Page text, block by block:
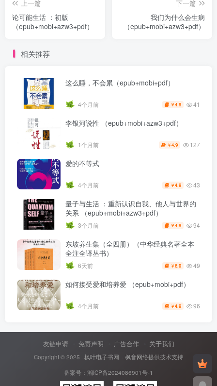
上一篇
论可能生活 ：初版
（epub+mobi+azw3+pdf）
下一篇
我们为什么会生病
（epub+mobi+azw3+pdf）
相关推荐
这么睡，不会累（epub+mobi+pdf）
4个月前 ￥4.9 41
李银河说性 （epub+mobi+azw3+pdf）
1个月前 ￥4.9 127
爱的不等式
4个月前 ￥4.9 43
量子与生活 ：重新认识自我、他人与世界的
关系 （epub+mobi+azw3+pdf）
3个月前 ￥4.9 94
东坡养生集（全四册）（中华经典名著全本
全注全译丛书）
6天前 ￥6.9 49
如何接受爱和培养爱 （epub+mobi+pdf）
4个月前 ￥4.9 96
友链申请 免责声明 广告合作 关于我们
Copyright © 2025 · 枫叶电子书网 · 枫音网络提供技术支持
备案号： 湘ICP备2024086901号-1